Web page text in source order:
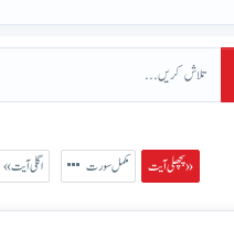
پچھلی آیت » مکمل سورت « اگلی آیت